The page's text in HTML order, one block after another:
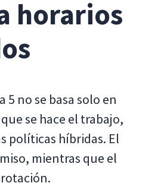
horarios
no se basa solo en
se hace el trabajo,
políticas híbridas. El
mientras que el